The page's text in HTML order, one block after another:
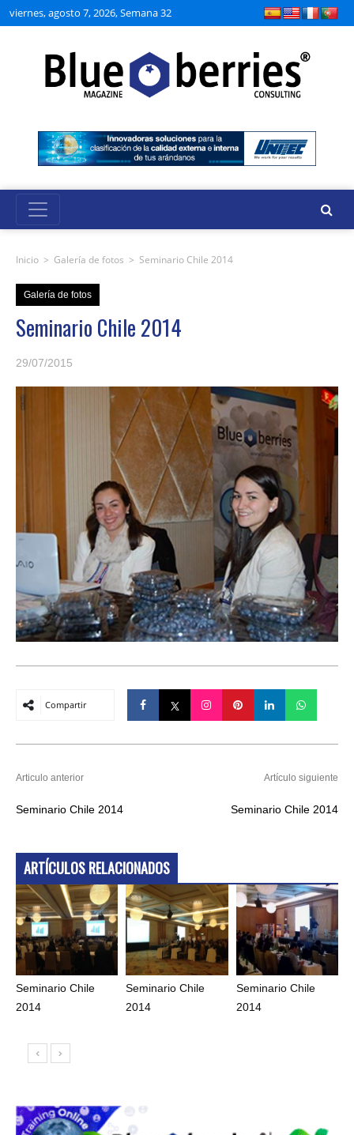
viernes, agosto 7, 2026, Semana 32
Inicio > Galería de fotos > Seminario Chile 2014
Galería de fotos
Seminario Chile 2014
29/07/2015
Compartir
Articulo anterior
Seminario Chile 2014
Artículo siguiente
Seminario Chile 2014
ARTÍCULOS RELACIONADOS
Seminario Chile
2014
Seminario Chile
2014
Seminario Chile
2014